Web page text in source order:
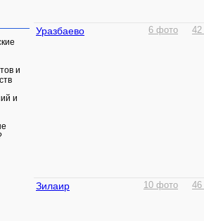
и
и
Уразбаево 6 фото
Зилаир 10 фото